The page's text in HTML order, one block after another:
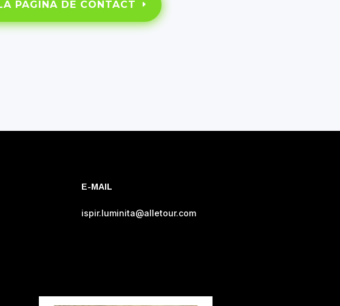
PAGINA DE CONTACT
E-MAIL
ispir.luminita@alletour.com